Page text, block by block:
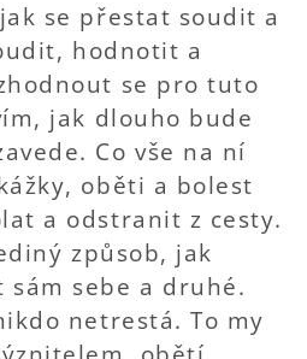
se přestat soudit a
hodnotit a
se pro tuto
jak dlouho bude
Co vše na ní
oběti a bolest
a odstranit z cesty.
způsob, jak
sebe a druhé.
netrestá. To my